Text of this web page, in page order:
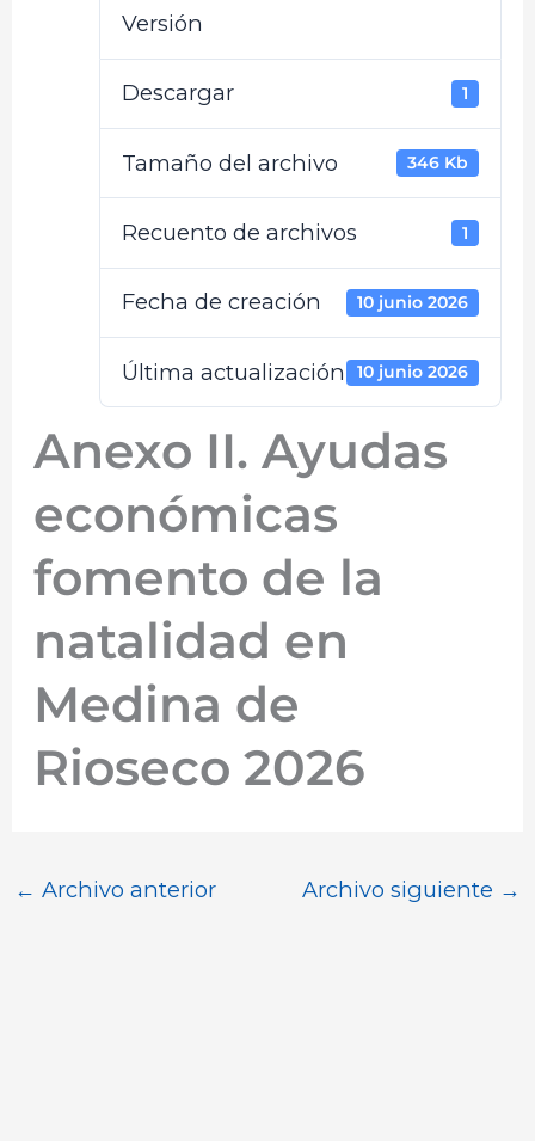
Versión
Descargar 1
Tamaño del archivo 346 Kb
Recuento de archivos 1
Fecha de creación 10 junio 2026
Última actualización 10 junio 2026
Anexo II. Ayudas
económicas
fomento de la
natalidad en
Medina de
Rioseco 2026
← Archivo anterior Archivo siguiente →